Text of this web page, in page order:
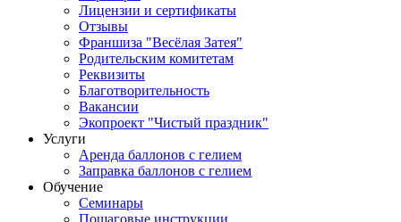
Лицензии и сертификаты
Отзывы
Франшиза "Весёлая Затея"
Родительским комитетам
Реквизиты
Благотворительность
Вакансии
Экопроект "Чистый праздник"
Услуги
Аренда баллонов с гелием
Заправка баллонов с гелием
Обучение
Семинары
Пошаговые инструкции